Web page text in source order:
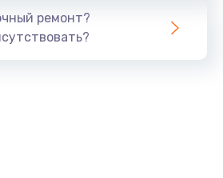
ремонт?